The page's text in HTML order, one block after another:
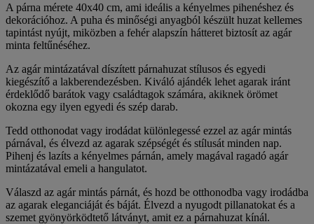
A párna mérete 40x40 cm, ami ideális a kényelmes pihenéshez és
dekorációhoz. A puha és minőségi anyagból készült huzat kellemes
tapintást nyújt, miközben a fehér alapszín hátteret biztosít az agár
minta feltűnéséhez.
Az agár mintázatával díszített párnahuzat stílusos és egyedi
kiegészítő a lakberendezésben. Kiváló ajándék lehet agarak iránt
érdeklődő barátok vagy családtagok számára, akiknek örömet
okozna egy ilyen egyedi és szép darab.
Tedd otthonodat vagy irodádat különlegessé ezzel az agár mintás
párnával, és élvezd az agarak szépségét és stílusát minden nap.
Pihenj és lazíts a kényelmes párnán, amely magával ragadó agár
mintázatával emeli a hangulatot.
Válaszd az agár mintás párnát, és hozd be otthonodba vagy irodádba
az agarak eleganciáját és báját. Élvezd a nyugodt pillanatokat és a
szemet gyönyörködtető látványt, amit ez a párnahuzat kínál.